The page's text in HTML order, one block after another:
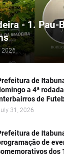
- 1. Pau-
2026
de
a 4ª
de
31, 2026
de
de
dos